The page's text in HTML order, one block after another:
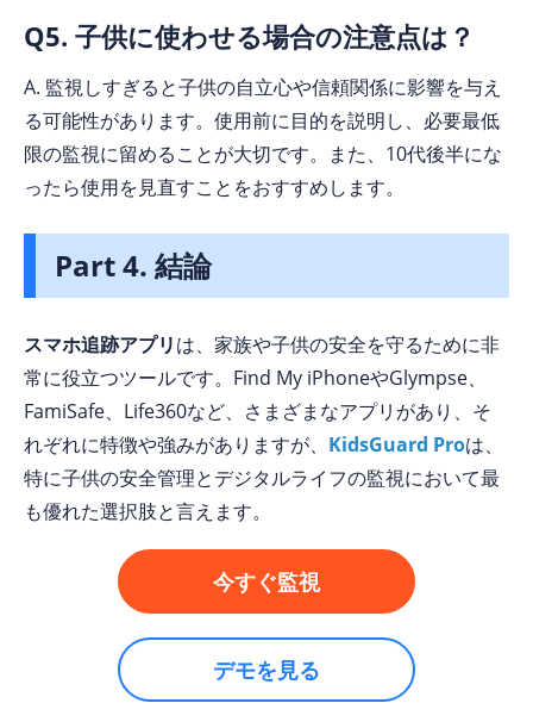
Q5. 子供に使わせる場合の注意点は？
A. 監視しすぎると子供の自立心や信頼関係に影響を与え
る可能性があります。使用前に目的を説明し、必要最低
限の監視に留めることが大切です。また、10代後半にな
ったら使用を見直すことをおすすめします。
Part 4. 結論
スマホ追跡アプリは、家族や子供の安全を守るために非
常に役立つツールです。Find My iPhoneやGlympse、
FamiSafe、Life360など、さまざまなアプリがあり、そ
れぞれに特徴や強みがありますが、 KidsGuard Proは、
特に子供の安全管理とデジタルライフの監視において最
も優れた選択肢と言えます。
今すぐ監視
デモを見る